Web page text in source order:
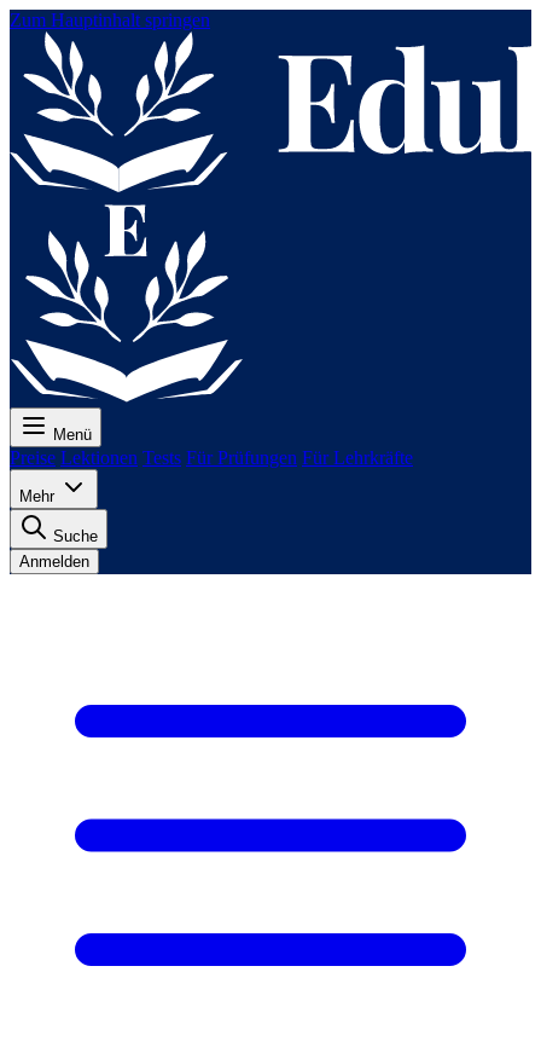
Zum Hauptinhalt springen
Menü
Preise Lektionen Tests Für Prüfungen Für Lehrkräfte
Mehr
Suche
Anmelden